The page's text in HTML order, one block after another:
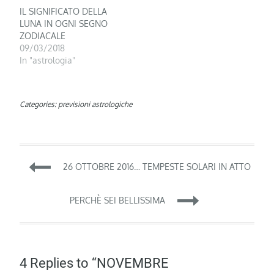
IL SIGNIFICATO DELLA
LUNA IN OGNI SEGNO
ZODIACALE
09/03/2018
In "astrologia"
Categories: previsioni astrologiche
Navigazione
articoli
26 OTTOBRE 2016… TEMPESTE SOLARI IN ATTO
PERCHÈ SEI BELLISSIMA
4 Replies to “NOVEMBRE